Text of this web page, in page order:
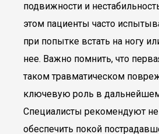
подвижности и
этом пациенты часто
при попытке встать на ногу
нее. Важно помнить, что
таком травматическом
ключевую роль в
Специалисты рекомендуют
обеспечить покой